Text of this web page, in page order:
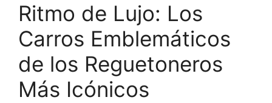
Ritmo de Lujo: Los
Carros Emblemáticos
de los Reguetoneros
Más Icónicos